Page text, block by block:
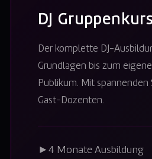
DJ Gruppenkurs
Der komplette DJ-
Grundlagen bis zum
Publikum. Mit spannenden
Gast-Dozenten.
► 4 Monate Ausbildung